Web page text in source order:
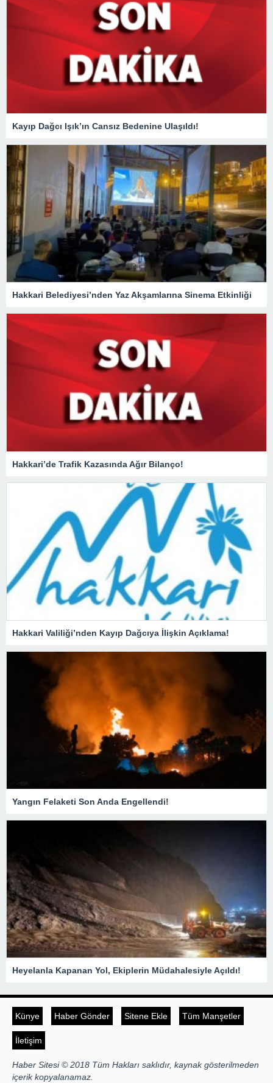
Kayıp Dağcı Işık’ın Cansız Bedenine Ulaşıldı!
Hakkari Belediyesi’nden Yaz Akşamlarına Sinema Etkinliği
Hakkari’de Trafik Kazasında Ağır Bilanço!
Hakkari Valiliği’nden Kayıp Dağcıya İlişkin Açıklama!
Yangın Felaketi Son Anda Engellendi!
Heyelanla Kapanan Yol, Ekiplerin Müdahalesiyle Açıldı!
Künye Haber Gönder Sitene Ekle Tüm Manşetler
İletişim
Haber Sitesi © 2018 Tüm Hakları saklıdır, kaynak gösterilmeden
içerik kopyalanamaz.